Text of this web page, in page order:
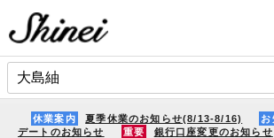
休業案内 夏季休業のお知らせ(8/13-8/16) お
デートのお知らせ
重要 銀行口座変更のお知らせ